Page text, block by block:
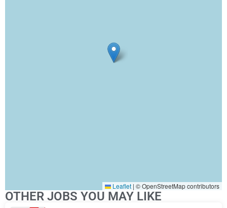
Leaflet | © OpenStreetMap contributors
OTHER JOBS YOU MAY LIKE